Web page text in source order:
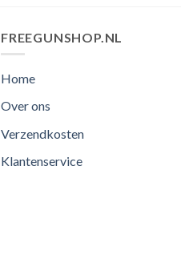
FREEGUNSHOP.NL
Home
Over ons
Verzendkosten
Klantenservice